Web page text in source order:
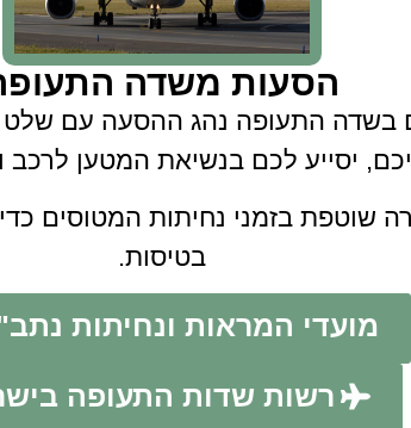
הסעות משדה
בשדה התעופה נהג ההסעה עם
יסייע לכם בנשיאת המטען
שוטפת בזמני נחיתות המטוסים
בטיסות.
מועדי המראות ונחיתות
רשות שדות התעופה